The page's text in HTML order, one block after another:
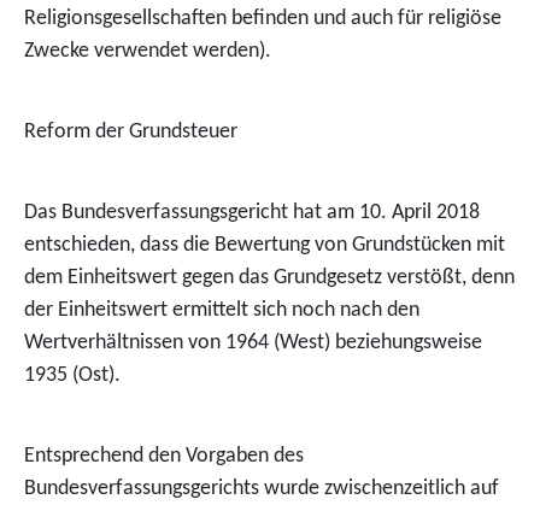
Religionsgesellschaften befinden und auch für religiöse
Zwecke verwendet werden).
Reform der Grundsteuer
Das Bundesverfassungsgericht hat am 10. April 2018
entschieden, dass die Bewertung von Grundstücken mit
dem Einheitswert gegen das Grundgesetz verstößt, denn
der Einheitswert ermittelt sich noch nach den
Wertverhältnissen von 1964 (West) beziehungsweise
1935 (Ost).
Entsprechend den Vorgaben des
Bundesverfassungsgerichts wurde zwischenzeitlich auf